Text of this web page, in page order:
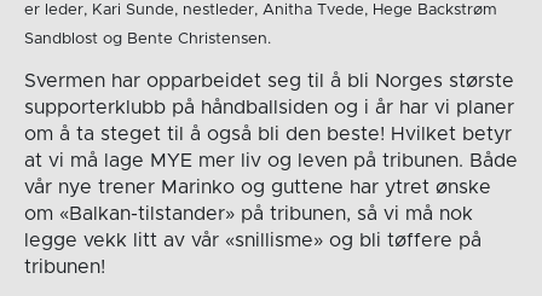
er leder, Kari Sunde, nestleder, Anitha Tvede, Hege Backstrøm
Sandblost og Bente Christensen.
Svermen har opparbeidet seg til å bli Norges største
supporterklubb på håndballsiden og i år har vi planer
om å ta steget til å også bli den beste! Hvilket betyr
at vi må lage MYE mer liv og leven på tribunen. Både
vår nye trener Marinko og guttene har ytret ønske
om «Balkan-tilstander» på tribunen, så vi må nok
legge vekk litt av vår «snillisme» og bli tøffere på
tribunen!